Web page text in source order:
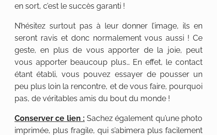
en sort, c’est le succès garanti !
N’hésitez surtout pas à leur donner l’image, ils en
seront ravis et donc normalement vous aussi ! Ce
geste, en plus de vous apporter de la joie, peut
vous apporter beaucoup plus… En effet, le contact
étant établi, vous pouvez essayer de pousser un
peu plus loin la rencontre, et de vous faire, pourquoi
pas, de véritables amis du bout du monde !
Conserver ce lien : Sachez également qu’une photo
imprimée, plus fragile, qui s’abimera plus facilement